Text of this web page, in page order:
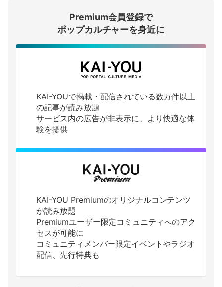
ログインする
Premium会員登録で
ポップカルチャーを身近に
KAI-YOUで掲載・配信されている数万件以上
の記事が読み放題
サービス内の広告が非表示に、より快適な体
験を提供
KAI-YOU Premiumのオリジナルコンテンツ
が読み放題
Premiumユーザー限定コミュニティへのアク
セスが可能に
コミュニティメンバー限定イベントやラジオ
配信、先行特典も